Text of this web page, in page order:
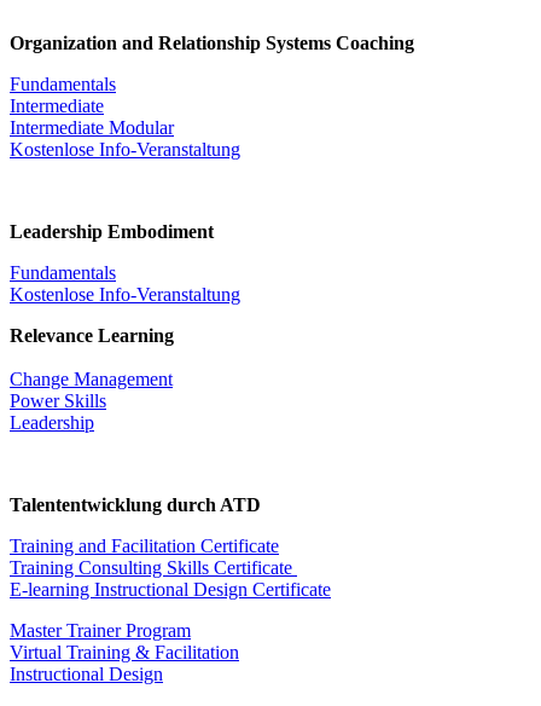
Organization and Relationship Systems Coaching
Fundamentals
Intermediate
Intermediate Modular
Kostenlose Info-Veranstaltung
Leadership Embodiment
Fundamentals
Kostenlose Info-Veranstaltung
Relevance Learning
Change Management
Power Skills
Leadership
Talententwicklung durch ATD
Training and Facilitation Certificate
Training Consulting Skills Certificate
E-learning Instructional Design Certificate
Master Trainer Program
Virtual Training & Facilitation
Instructional Design